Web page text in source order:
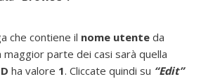
che contiene il nome utenteda
parte dei casi sarà quella
ha valore 1. Cliccate quindi su “Edit”